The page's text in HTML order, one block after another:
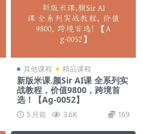
其他课程 精品课程
新版米课.颜Sir AI课 全系列实
战教程，价值9800，跨境首
选！【Ag-0052】
5 月前 3.6K 169